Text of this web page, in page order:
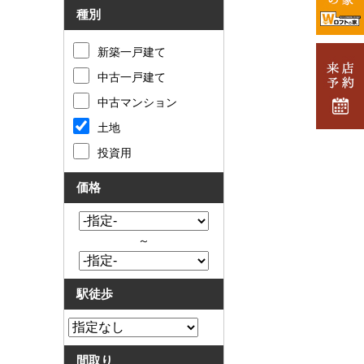
種別
新築一戸建て
中古一戸建て
中古マンション
土地
投資用
価格
～
駅徒歩
間取り